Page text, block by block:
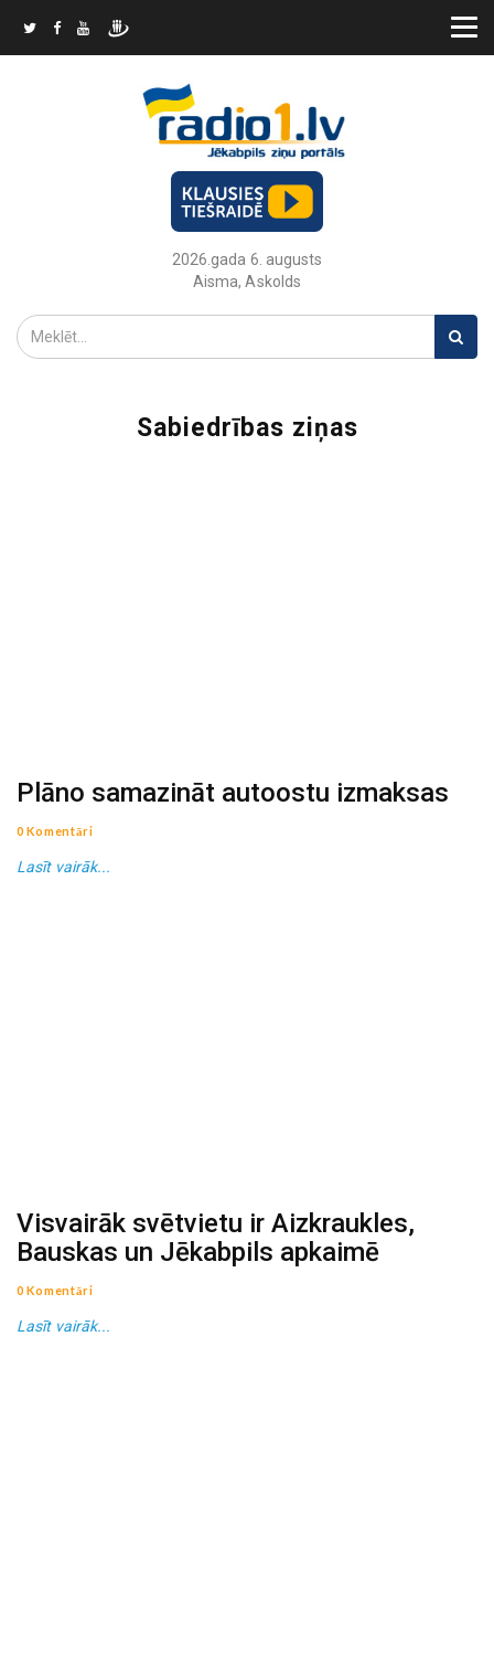
2026.gada 6. augusts
Aisma, Askolds
Sabiedrības ziņas
Plāno samazināt autoostu izmaksas
0 Komentāri
Lasīt vairāk...
Visvairāk svētvietu ir Aizkraukles,
Bauskas un Jēkabpils apkaimē
0 Komentāri
Lasīt vairāk...